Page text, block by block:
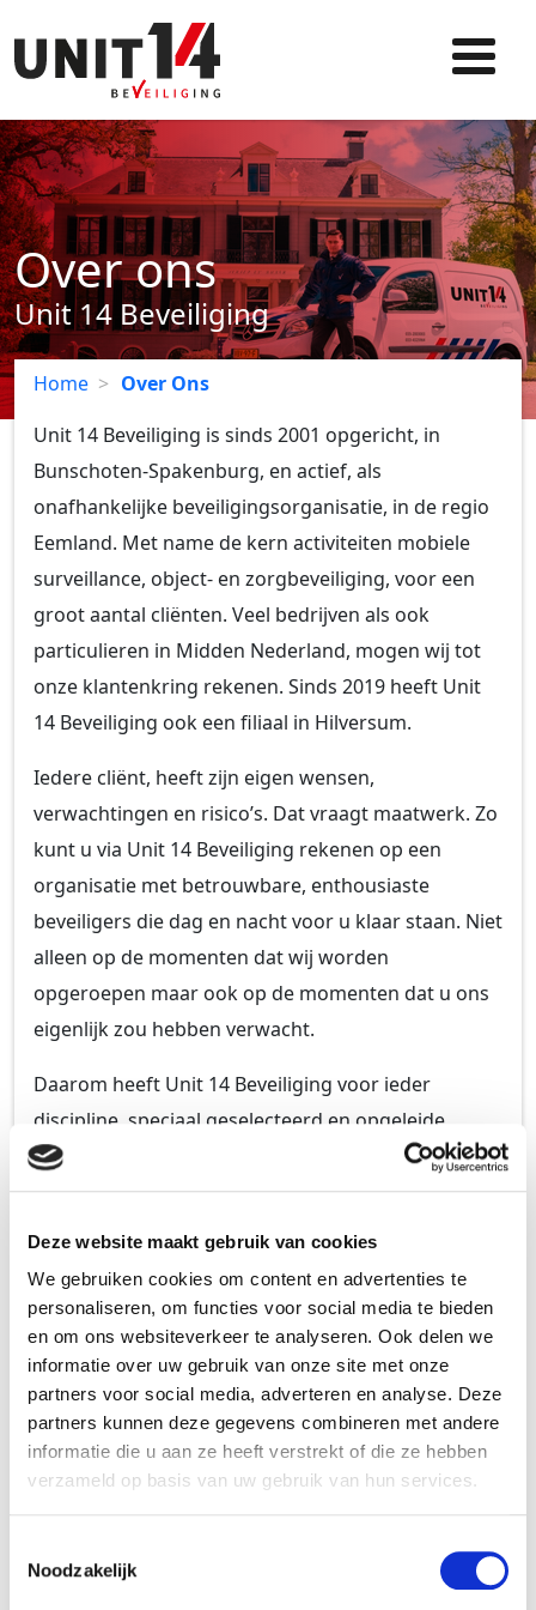
Deze website maakt gebruik van cookies
We gebruiken cookies om content en advertenties te
personaliseren, om functies voor social media te bieden
en om ons websiteverkeer te analyseren. Ook delen we
informatie over uw gebruik van onze site met onze
partners voor social media, adverteren en analyse. Deze
partners kunnen deze gegevens combineren met andere
informatie die u aan ze heeft verstrekt of die ze hebben
verzameld op basis van uw gebruik van hun services.
Noodzakelijk
Over ons
Unit 14 Beveiliging
Home > Over Ons
Unit 14 Beveiliging is sinds 2001 opgericht, in
Bunschoten-Spakenburg, en actief, als
onafhankelijke beveiligingsorganisatie, in de regio
Eemland. Met name de kern activiteiten mobiele
surveillance, object- en zorgbeveiliging, voor een
groot aantal cliënten. Veel bedrijven als ook
particulieren in Midden Nederland, mogen wij tot
onze klantenkring rekenen. Sinds 2019 heeft Unit
14 Beveiliging ook een filiaal in Hilversum.
Iedere cliënt, heeft zijn eigen wensen,
verwachtingen en risico’s. Dat vraagt maatwerk. Zo
kunt u via Unit 14 Beveiliging rekenen op een
organisatie met betrouwbare, enthousiaste
beveiligers die dag en nacht voor u klaar staan. Niet
alleen op de momenten dat wij worden
opgeroepen maar ook op de momenten dat u ons
eigenlijk zou hebben verwacht.
Daarom heeft Unit 14 Beveiliging voor ieder
discipline, speciaal geselecteerd en opgeleide
beveiligers, welke intern worden getraind voor een
specifieke sector. Uiteraard houden wij onze
onze organisatie alleen dan, als het onze service en
kwaliteit van dienstverlening kan verhogen.
Uiteraard verricht Unit 14 Beveiliging haar
beveiligingswerkzaamheden als, een door het
ministerie van Veiligheid en Justitie erkend
particuliere beveiligingsorganisatie, met landelijke
een ECABO-erkend leerbedrijf.